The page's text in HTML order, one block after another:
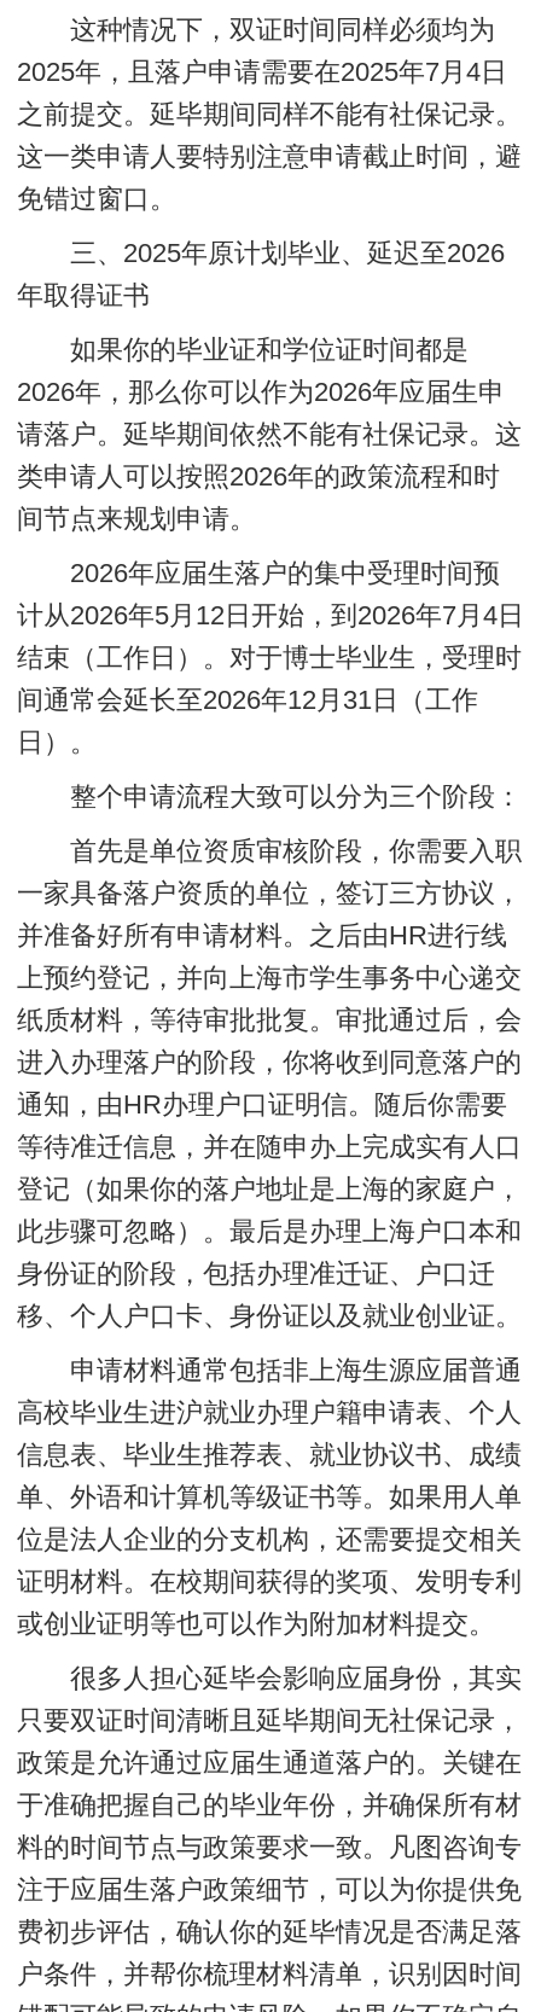
这种情况下，双证时间同样必须均为
2025年，且落户申请需要在2025年7月4日
之前提交。延毕期间同样不能有社保记录。
这一类申请人要特别注意申请截止时间，避
免错过窗口。
三、2025年原计划毕业、延迟至2026
年取得证书
如果你的毕业证和学位证时间都是
2026年，那么你可以作为2026年应届生申
请落户。延毕期间依然不能有社保记录。这
类申请人可以按照2026年的政策流程和时
间节点来规划申请。
2026年应届生落户的集中受理时间预
计从2026年5月12日开始，到2026年7月4日
结束（工作日）。对于博士毕业生，受理时
间通常会延长至2026年12月31日（工作
日）。
整个申请流程大致可以分为三个阶段：
首先是单位资质审核阶段，你需要入职
一家具备落户资质的单位，签订三方协议，
并准备好所有申请材料。之后由HR进行线
上预约登记，并向上海市学生事务中心递交
纸质材料，等待审批批复。审批通过后，会
进入办理落户的阶段，你将收到同意落户的
通知，由HR办理户口证明信。随后你需要
等待准迁信息，并在随申办上完成实有人口
登记（如果你的落户地址是上海的家庭户，
此步骤可忽略）。最后是办理上海户口本和
身份证的阶段，包括办理准迁证、户口迁
移、个人户口卡、身份证以及就业创业证。
申请材料通常包括非上海生源应届普通
高校毕业生进沪就业办理户籍申请表、个人
信息表、毕业生推荐表、就业协议书、成绩
单、外语和计算机等级证书等。如果用人单
位是法人企业的分支机构，还需要提交相关
证明材料。在校期间获得的奖项、发明专利
或创业证明等也可以作为附加材料提交。
很多人担心延毕会影响应届身份，其实
只要双证时间清晰且延毕期间无社保记录，
政策是允许通过应届生通道落户的。关键在
于准确把握自己的毕业年份，并确保所有材
料的时间节点与政策要求一致。凡图咨询专
注于应届生落户政策细节，可以为你提供免
费初步评估，确认你的延毕情况是否满足落
户条件，并帮你梳理材料清单，识别因时间